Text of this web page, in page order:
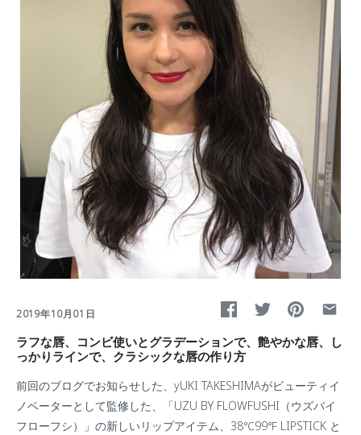
2019年10月01日
ラフな唇、コンビ使いとグラデーションで、艶やかな唇、し
っかりラインで、クラシックな唇の作り方
前回のブログでお知らせした、 yUKI TAKESHIMAがビューティイ
ノベーターとして監修した、「UZU BY FLOWFUSHI （ウズバイ
フローフシ）」の新しいリップアイテム、 38℃99℉ LIPSTICK と